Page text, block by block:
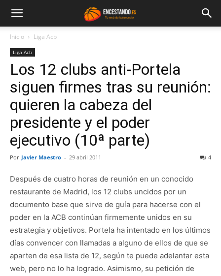
Inicio Liga Acb
Liga Acb
Los 12 clubs anti-Portela
siguen firmes tras su reunión:
quieren la cabeza del
presidente y el poder
ejecutivo (10ª parte)
Por Javier Maestro - 29 abril 2011 4
Después de cuatro horas de reunión en un conocido
restaurante de Madrid, los 12 clubs uncidos por un
documento base que sirve de guía para hacerse con el
poder en la ACB continúan firmemente unidos en su
estrategia y objetivos. Portela ha intentado en los últimos
días convencer con llamadas a alguno de ellos de que se
aparten de esa lista de 12, según te puede adelantar esta
web, pero no lo ha logrado. Asimismo, su petición de